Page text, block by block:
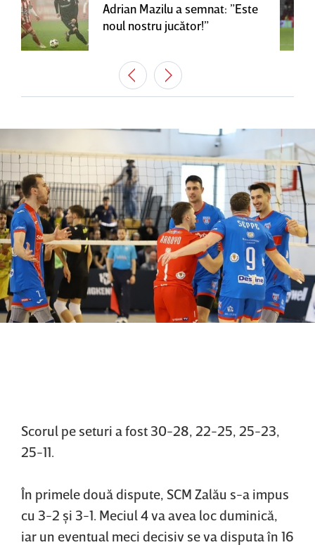
Adrian Mazilu a semnat: ”Este
noul nostru jucător!”
Scorul pe seturi a fost 30-28, 22-25, 25-23,
25-11.
În primele două dispute, SCM Zalău s-a impus
cu 3-2 şi 3-1. Meciul 4 va avea loc duminică,
iar un eventual meci decisiv se va disputa în 16